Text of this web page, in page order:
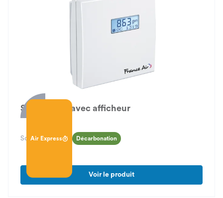
Air Express Décarbonation
Sonde CO2 avec afficheur
Sonde CO₂ avec afficheur
Voir le produit